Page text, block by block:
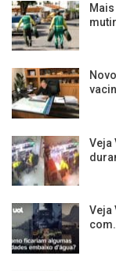
Veja
Veja